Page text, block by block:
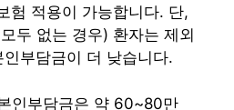
험 적용이 가능합니다. 단,
두 없는 경우) 환자는 제외
부담금이 더 낮습니다.
인부담금은 약 60~80만